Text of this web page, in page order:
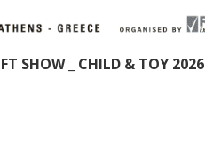
SHOW _ CHILD & TOY 2026